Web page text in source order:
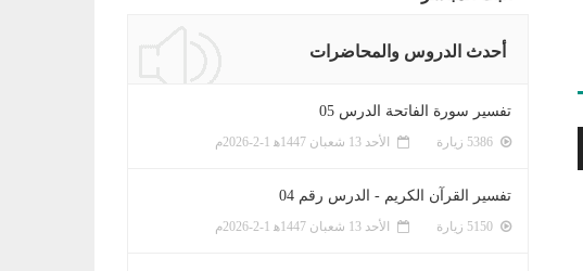
أحدث الدروس والمحاضرات
تفسير سورة الفاتحة الدرس 05
الأحد 13 شعبان 1447ﻫ 1-2-2026م
تفسير القرآن الكريم - الدرس رقم 04
الأحد 13 شعبان 1447ﻫ 1-2-2026م